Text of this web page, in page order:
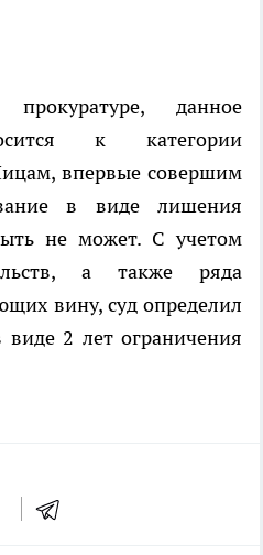
данное
к категории
впервые совершим
в виде лишения
не может. С учетом
а также ряда
вину, суд определил
2 лет ограничения